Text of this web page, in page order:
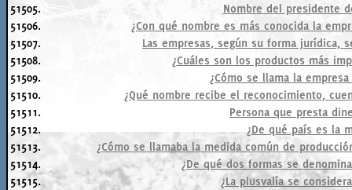
51505.
Nombre del presidente
51506.
¿Con qué nombre es más conocida la
51507.
Las empresas, según su forma jurídica,
51508.
¿Cuáles son los productos más
51509.
¿Cómo se llama la
51510.
¿Qué nombre recibe el reconocimiento,
51511.
Persona que presta
51512.
¿De qué país es la
51513.
¿Cómo se llamaba la medida común de
51514.
¿De qué dos formas se
51515.
¿La plusvalía se